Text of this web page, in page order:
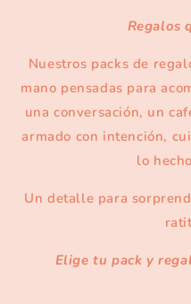
Regalos
Nuestros packs de
mano pensadas para
una conversación, un
armado con intención,
lo
Un detalle para
Elige tu pack y